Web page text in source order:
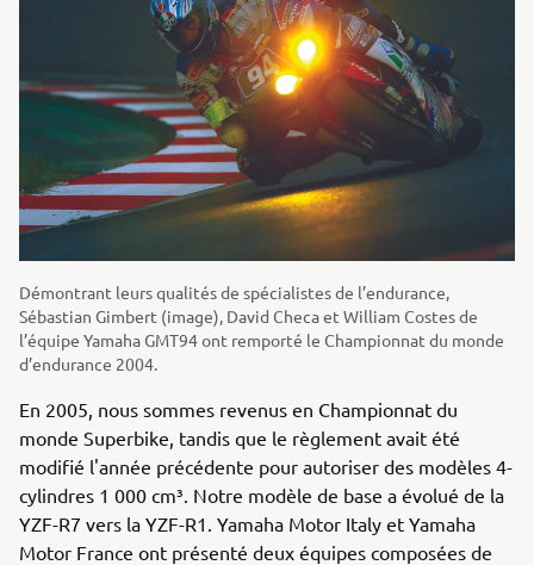
Démontrant leurs qualités de spécialistes de l’endurance,
Sébastian Gimbert (image), David Checa et William Costes de
l’équipe Yamaha GMT94 ont remporté le Championnat du monde
d’endurance 2004.
En 2005, nous sommes revenus en Championnat du
monde Superbike, tandis que le règlement avait été
modifié l'année précédente pour autoriser des modèles 4-
cylindres 1 000 cm³. Notre modèle de base a évolué de la
YZF-R7 vers la YZF-R1. Yamaha Motor Italy et Yamaha
Motor France ont présenté deux équipes composées de